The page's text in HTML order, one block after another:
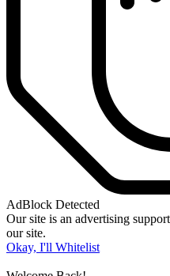
AdBlock Detected
Our site is an advertising
our site.
Okay, I'll Whitelist